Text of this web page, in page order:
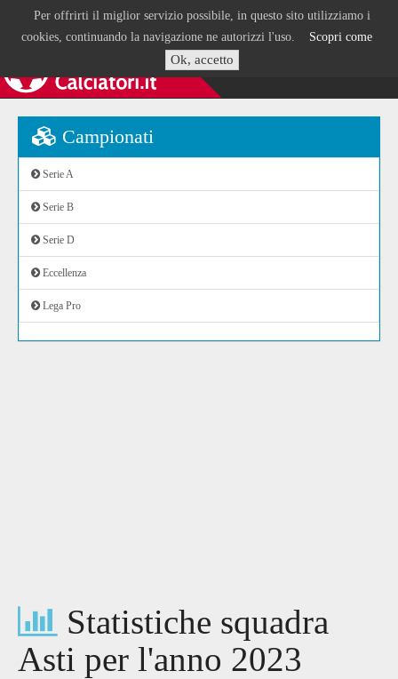
Per offrirti il miglior servizio possibile, in questo sito utilizziamo i
cookies, continuando la navigazione ne autorizzi l'uso. Scopri come
Ok, accetto
Campionati
Serie A
Serie B
Serie D
Eccellenza
Lega Pro
Statistiche squadra
Asti per l'anno 2023